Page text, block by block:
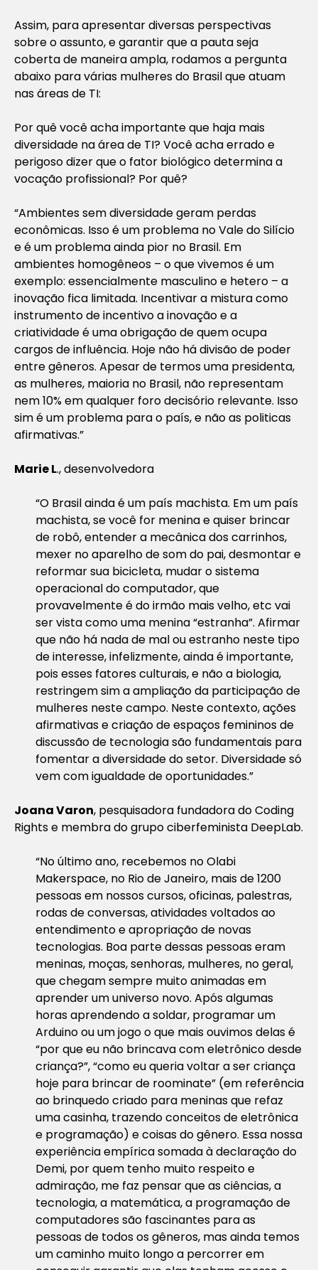
Assim, para apresentar diversas perspectivas
sobre o assunto, e garantir que a pauta seja
coberta de maneira ampla, rodamos a pergunta
abaixo para várias mulheres do Brasil que atuam
nas áreas de TI:
Por quê você acha importante que haja mais
diversidade na área de TI? Você acha errado e
perigoso dizer que o fator biológico determina a
vocação profissional? Por quê?
“Ambientes sem diversidade geram perdas
econômicas. Isso é um problema no Vale do Silício
e é um problema ainda pior no Brasil. Em
ambientes homogêneos – o que vivemos é um
exemplo: essencialmente masculino e hetero – a
inovação fica limitada. Incentivar a mistura como
instrumento de incentivo a inovação e a
criatividade é uma obrigação de quem ocupa
cargos de influência. Hoje não há divisão de poder
entre gêneros. Apesar de termos uma presidenta,
as mulheres, maioria no Brasil, não representam
nem 10% em qualquer foro decisório relevante. Isso
sim é um problema para o país, e não as politicas
afirmativas.”
Marie L., desenvolvedora
“O Brasil ainda é um país machista. Em um país
machista, se você for menina e quiser brincar
de robô, entender a mecânica dos carrinhos,
mexer no aparelho de som do pai, desmontar e
reformar sua bicicleta, mudar o sistema
operacional do computador, que
provavelmente é do irmão mais velho, etc vai
ser vista como uma menina “estranha”. Afirmar
que não há nada de mal ou estranho neste tipo
de interesse, infelizmente, ainda é importante,
pois esses fatores culturais, e não a biologia,
restringem sim a ampliação da participação de
mulheres neste campo. Neste contexto, ações
afirmativas e criação de espaços femininos de
discussão de tecnologia são fundamentais para
fomentar a diversidade do setor. Diversidade só
vem com igualdade de oportunidades.”
Joana Varon, pesquisadora fundadora do Coding
Rights e membra do grupo ciberfeminista DeepLab.
“No último ano, recebemos no Olabi
Makerspace, no Rio de Janeiro, mais de 1200
pessoas em nossos cursos, oficinas, palestras,
rodas de conversas, atividades voltados ao
entendimento e apropriação de novas
tecnologias. Boa parte dessas pessoas eram
meninas, moças, senhoras, mulheres, no geral,
que chegam sempre muito animadas em
aprender um universo novo. Após algumas
horas aprendendo a soldar, programar um
Arduino ou um jogo o que mais ouvimos delas é
“por que eu não brincava com eletrônico desde
criança?”, “como eu queria voltar a ser criança
hoje para brincar de roominate” (em referência
ao brinquedo criado para meninas que refaz
uma casinha, trazendo conceitos de eletrônica
e programação) e coisas do gênero. Essa nossa
experiência empírica somada à declaração do
Demi, por quem tenho muito respeito e
admiração, me faz pensar que as ciências, a
tecnologia, a matemática, a programação de
computadores são fascinantes para as
pessoas de todos os gêneros, mas ainda temos
um caminho muito longo a percorrer em